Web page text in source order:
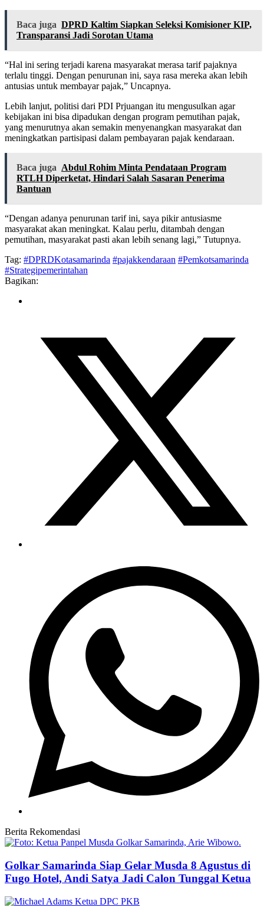
Baca juga DPRD Kaltim Siapkan Seleksi Komisioner KIP,
Transparansi Jadi Sorotan Utama
“Hal ini sering terjadi karena masyarakat merasa tarif pajaknya
terlalu tinggi. Dengan penurunan ini, saya rasa mereka akan lebih
antusias untuk membayar pajak,” Uncapnya.
Lebih lanjut, politisi dari PDI Prjuangan itu mengusulkan agar
kebijakan ini bisa dipadukan dengan program pemutihan pajak,
yang menurutnya akan semakin menyenangkan masyarakat dan
meningkatkan partisipasi dalam pembayaran pajak kendaraan.
Baca juga Abdul Rohim Minta Pendataan Program
RTLH Diperketat, Hindari Salah Sasaran Penerima
Bantuan
“Dengan adanya penurunan tarif ini, saya pikir antusiasme
masyarakat akan meningkat. Kalau perlu, ditambah dengan
pemutihan, masyarakat pasti akan lebih senang lagi,” Tutupnya.
Tag: #DPRDKotasamarinda #pajakkendaraan #Pemkotsamarinda
#Strategipemerintahan
Bagikan:
Berita Rekomendasi
Golkar Samarinda Siap Gelar Musda 8 Agustus di
Fugo Hotel, Andi Satya Jadi Calon Tunggal Ketua